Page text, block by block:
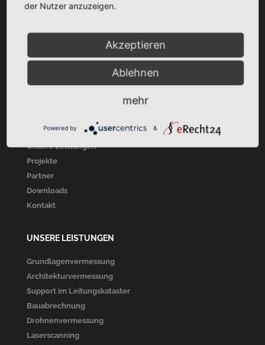
Ingenieurvermessung und Architekturvermessung - CAD-
TaCSy/MaUSy/GolfMan: Technisches
Liegenschaftsmanagement
Über Uns
Unsere Leistungen
Projekte
Partner
Downloads
Kontakt
UNSERE LEISTUNGEN
Grundlagenvermessung
Architekturvermessung
Support im Leitungskataster
Bauabrechnung
Drohnenvermessung
Laserscanning
der Nutzer anzuzeigen.
Akzeptieren
Ablehnen
mehr
Powered by &